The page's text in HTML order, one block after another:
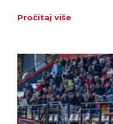
Pročitaj više